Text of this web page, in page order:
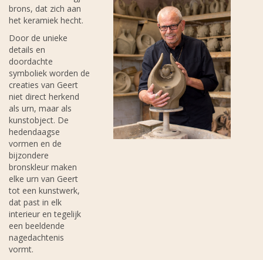
brons, dat zich aan
het keramiek hecht.
Door de unieke
details en
doordachte
symboliek worden de
creaties van Geert
niet direct herkend
als urn, maar als
kunstobject. De
hedendaagse
vormen en de
bijzondere
bronskleur maken
elke urn van Geert
tot een kunstwerk,
dat past in elk
interieur en tegelijk
een beeldende
nagedachtenis
vormt.